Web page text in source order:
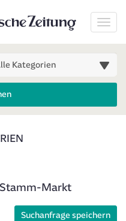
(Shift+Tab zurück).
Stamm-Markt
Suchanfrage speichern